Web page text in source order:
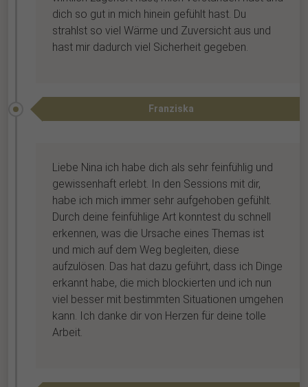
dich so gut in mich hinein gefühlt hast. Du
strahlst so viel Wärme und Zuversicht aus und
hast mir dadurch viel Sicherheit gegeben.
Franziska
Liebe Nina ich habe dich als sehr feinfühlig und
gewissenhaft erlebt. In den Sessions mit dir,
habe ich mich immer sehr aufgehoben gefühlt.
Durch deine feinfühlige Art konntest du schnell
erkennen, was die Ursache eines Themas ist
und mich auf dem Weg begleiten, diese
aufzulösen. Das hat dazu geführt, dass ich Dinge
erkannt habe, die mich blockierten und ich nun
viel besser mit bestimmten Situationen umgehen
kann. Ich danke dir von Herzen für deine tolle
Arbeit.